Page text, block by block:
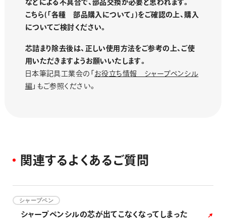
などによる不具合で、部品交換が必要と思われます。
こちら(「各種 部品購入について」)をご確認の上、購入
についてご検討ください。
芯詰まり除去後は、正しい使用方法をご参考の上、ご使
用いただきますようお願いいたします。
日本筆記具工業会の「 お役立ち情報 シャープペンシル
編 」もご参照ください。
関 連する よ く ある ご質 問
シャープペン
シャープペンシルの芯が出てこなくなってしまった